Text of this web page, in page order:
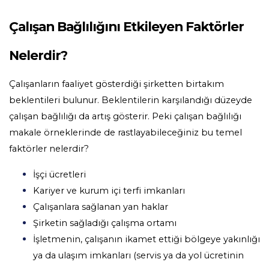
Çalışan Bağlılığını Etkileyen Faktörler
Nelerdir?
Çalışanların faaliyet gösterdiği şirketten birtakım
beklentileri bulunur. Beklentilerin karşılandığı düzeyde
çalışan bağlılığı da artış gösterir. Peki çalışan bağlılığı
makale örneklerinde de rastlayabileceğiniz bu temel
faktörler nelerdir?
İşçi ücretleri
Kariyer ve kurum içi terfi imkanları
Çalışanlara sağlanan yan haklar
Şirketin sağladığı çalışma ortamı
İşletmenin, çalışanın ikamet ettiği bölgeye yakınlığı
ya da ulaşım imkanları (servis ya da yol ücretinin